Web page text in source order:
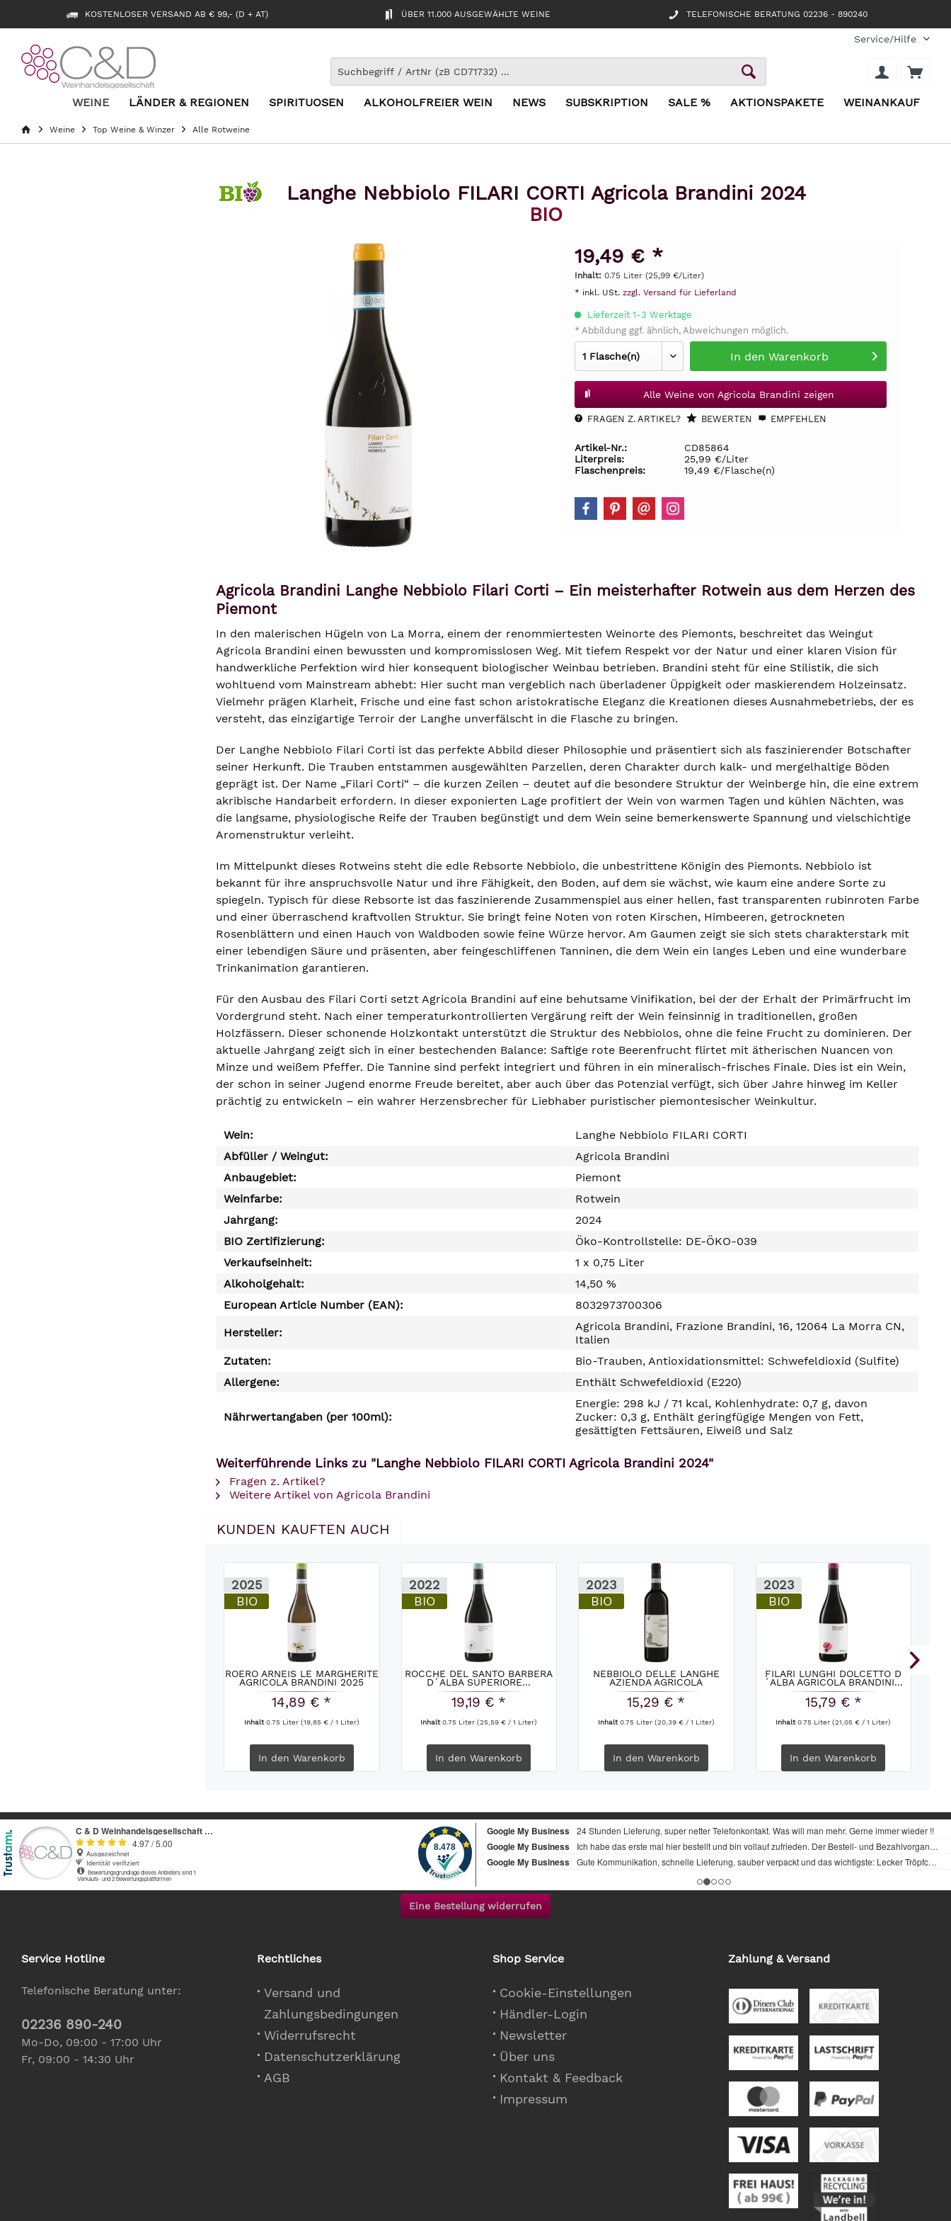
KOSTENLOSER VERSAND AB € 99,- (D + AT) ÜBER 11.000 AUSGEWÄHLTE WEINE TELEFONISCHE BERATUNG 02236 - 890240
Service/Hilfe
WEINE LÄNDER & REGIONEN SPIRITUOSEN ALKOHOLFREIER WEIN NEWS SUBSKRIPTION SALE % AKTIONSPAKETE WEINANKAUF
Weine Top Weine & Winzer Alle Rotweine
Langhe Nebbiolo FILARI CORTI Agricola Brandini 2024
BIO
19,49 € *
Inhalt: 0.75 Liter (25,99 €/Liter)
* inkl. USt. zzgl. Versand für Lieferland
Lieferzeit 1-3 Werktage
* Abbildung ggf. ähnlich, Abweichungen möglich.
In den Warenkorb
Alle Weine von Agricola Brandini zeigen
FRAGEN Z. ARTIKEL? BEWERTEN EMPFEHLEN
Artikel-Nr.:
CD85864
Literpreis:
25,99 €/Liter
Flaschenpreis:
19,49 €/Flasche(n)
Agricola Brandini Langhe Nebbiolo Filari Corti – Ein meisterhafter Rotwein aus dem Herzen des
Piemont
In den malerischen Hügeln von La Morra, einem der renommiertesten Weinorte des Piemonts, beschreitet das Weingut
Agricola Brandini einen bewussten und kompromisslosen Weg. Mit tiefem Respekt vor der Natur und einer klaren Vision für
handwerkliche Perfektion wird hier konsequent biologischer Weinbau betrieben. Brandini steht für eine Stilistik, die sich
wohltuend vom Mainstream abhebt: Hier sucht man vergeblich nach überladener Üppigkeit oder maskierendem Holzeinsatz.
Vielmehr prägen Klarheit, Frische und eine fast schon aristokratische Eleganz die Kreationen dieses Ausnahmebetriebs, der es
versteht, das einzigartige Terroir der Langhe unverfälscht in die Flasche zu bringen.
Der Langhe Nebbiolo Filari Corti ist das perfekte Abbild dieser Philosophie und präsentiert sich als faszinierender Botschafter
seiner Herkunft. Die Trauben entstammen ausgewählten Parzellen, deren Charakter durch kalk- und mergelhaltige Böden
geprägt ist. Der Name „Filari Corti“ – die kurzen Zeilen – deutet auf die besondere Struktur der Weinberge hin, die eine extrem
akribische Handarbeit erfordern. In dieser exponierten Lage profitiert der Wein von warmen Tagen und kühlen Nächten, was
die langsame, physiologische Reife der Trauben begünstigt und dem Wein seine bemerkenswerte Spannung und vielschichtige
Aromenstruktur verleiht.
Im Mittelpunkt dieses Rotweins steht die edle Rebsorte Nebbiolo, die unbestrittene Königin des Piemonts. Nebbiolo ist
bekannt für ihre anspruchsvolle Natur und ihre Fähigkeit, den Boden, auf dem sie wächst, wie kaum eine andere Sorte zu
spiegeln. Typisch für diese Rebsorte ist das faszinierende Zusammenspiel aus einer hellen, fast transparenten rubinroten Farbe
und einer überraschend kraftvollen Struktur. Sie bringt feine Noten von roten Kirschen, Himbeeren, getrockneten
Rosenblättern und einen Hauch von Waldboden sowie feine Würze hervor. Am Gaumen zeigt sie sich stets charakterstark mit
einer lebendigen Säure und präsenten, aber feingeschliffenen Tanninen, die dem Wein ein langes Leben und eine wunderbare
Trinkanimation garantieren.
Für den Ausbau des Filari Corti setzt Agricola Brandini auf eine behutsame Vinifikation, bei der der Erhalt der Primärfrucht im
Vordergrund steht. Nach einer temperaturkontrollierten Vergärung reift der Wein feinsinnig in traditionellen, großen
Holzfässern. Dieser schonende Holzkontakt unterstützt die Struktur des Nebbiolos, ohne die feine Frucht zu dominieren. Der
aktuelle Jahrgang zeigt sich in einer bestechenden Balance: Saftige rote Beerenfrucht flirtet mit ätherischen Nuancen von
Minze und weißem Pfeffer. Die Tannine sind perfekt integriert und führen in ein mineralisch-frisches Finale. Dies ist ein Wein,
der schon in seiner Jugend enorme Freude bereitet, aber auch über das Potenzial verfügt, sich über Jahre hinweg im Keller
prächtig zu entwickeln – ein wahrer Herzensbrecher für Liebhaber puristischer piemontesischer Weinkultur.
Wein:
Langhe Nebbiolo FILARI CORTI
Abfüller / Weingut:
Agricola Brandini
Anbaugebiet:
Piemont
Weinfarbe:
Rotwein
Jahrgang:
2024
BIO Zertifizierung:
Öko-Kontrollstelle: DE-ÖKO-039
Verkaufseinheit:
1 x 0,75 Liter
Alkoholgehalt:
14,50 %
European Article Number (EAN):
8032973700306
Hersteller:
Agricola Brandini, Frazione Brandini, 16, 12064 La Morra CN,
Italien
Zutaten:
Bio-Trauben, Antioxidationsmittel: Schwefeldioxid (Sulfite)
Allergene:
Enthält Schwefeldioxid (E220)
Nährwertangaben (per 100ml):
Energie: 298 kJ / 71 kcal, Kohlenhydrate: 0,7 g, davon
Zucker: 0,3 g, Enthält geringfügige Mengen von Fett,
gesättigten Fettsäuren, Eiweiß und Salz
Weiterführende Links zu "Langhe Nebbiolo FILARI CORTI Agricola Brandini 2024"
Fragen z. Artikel?
Weitere Artikel von Agricola Brandini
KUNDEN KAUFTEN AUCH
2025
BIO
ROERO ARNEIS LE MARGHERITE
AGRICOLA BRANDINI 2025
14,89 € *
Inhalt0.75 Liter (19,85 € / 1 Liter)
In den Warenkorb
2022
BIO
ROCCHE DEL SANTO BARBERA
D´ALBA SUPERIORE...
19,19 € *
Inhalt0.75 Liter(25,59 € / 1 Liter)
In den Warenkorb
2023
BIO
NEBBIOLO DELLE LANGHE
AZIENDA AGRICOLA
ERBALUNA...
15,29 € *
Inhalt0.75 Liter (20,39 € / 1 Liter)
In den Warenkorb
2023
BIO
FILARI LUNGHI DOLCETTO D
´ALBA AGRICOLA BRANDINI...
15,79 € *
Inhalt0.75 Liter(21,05 € / 1 Liter)
In den Warenkorb
Eine Bestellung widerrufen
Service Hotline
Telefonische Beratung unter:
02236 890-240
Mo-Do, 09:00 - 17:00 Uhr
Fr, 09:00 - 14:30 Uhr
Rechtliches
Versand und
Zahlungsbedingungen
Widerrufsrecht
Datenschutzerklärung
AGB
Shop Service
Cookie-Einstellungen
Händler-Login
Newsletter
Über uns
Kontakt & Feedback
Impressum
Zahlung & Versand